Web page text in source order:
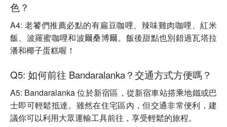
色？
A4: 老饕們推薦必點的有扁豆咖哩、辣味雞肉咖哩、紅米
飯、波羅蜜咖哩和波爾桑博爾。飯後甜點也別錯過瓦塔拉
潘和椰子蛋糕喔！
Q5: 如何前往 Bandaralanka？交通方式方便嗎？
A5: Bandaralanka 位於新宿區，從新宿車站搭乘地鐵或巴
士即可輕鬆抵達。雖然在住宅區內，但交通非常便利，建
議你可以利用大眾運輸工具前往，享受輕鬆的旅程。